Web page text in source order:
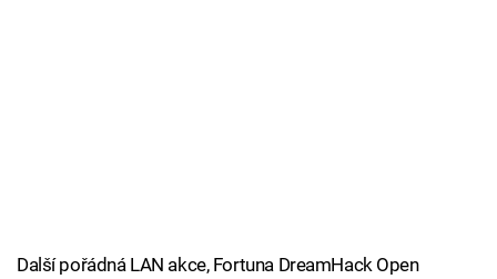
Další pořádná LAN akce, Fortuna DreamHack Open